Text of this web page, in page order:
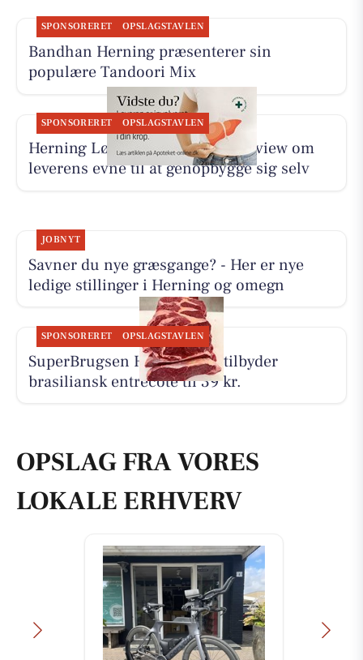
SPONSORERET OPSLAGSTAVLEN
Bandhan Herning præsenterer sin
populære Tandoori Mix
SPONSORERET OPSLAGSTAVLEN
Herning Løve Apotek deler interview om
leverens evne til at genopbygge sig selv
JOBNYT
Savner du nye græsgange? - Her er nye
ledige stillinger i Herning og omegn
SPONSORERET OPSLAGSTAVLEN
SuperBrugsen Hammerum tilbyder
brasiliansk entrecôte til 39 kr.
OPSLAG FRA VORES
LOKALE ERHVERV